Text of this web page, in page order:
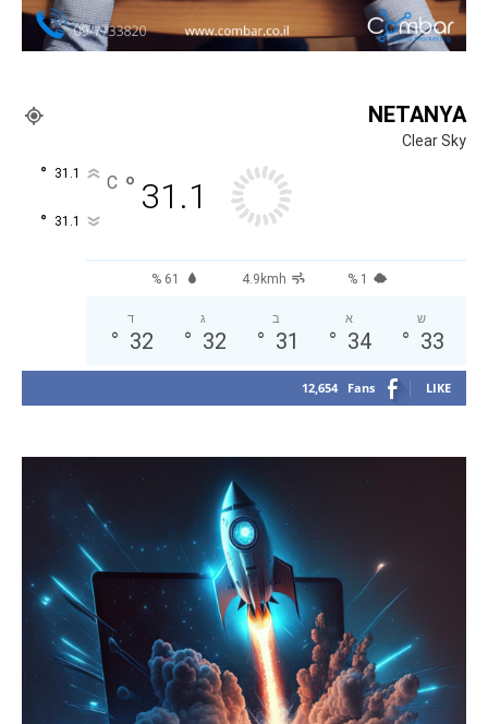
NETANYA
Clear Sky
31.1
°
C
31.1
°
31.1
°
61 % 4.9kmh 1 %
ש
33
°
א
34
°
ב
31
°
ג
32
°
ד
32
°
12,654 Fans LIKE